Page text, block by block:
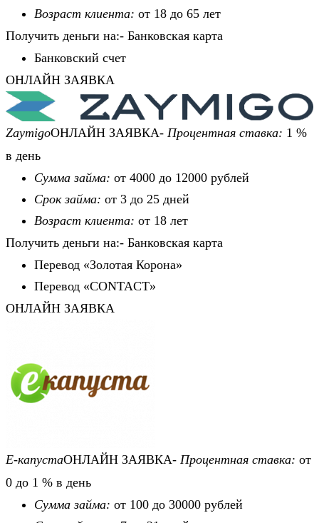
Возраст клиента: от 18 до 65 лет
Получить деньги на:- Банковская карта
Банковский счет
ОНЛАЙН ЗАЯВКА
ZaymigoОНЛАЙН ЗАЯВКА- Процентная ставка: 1 %
в день
Сумма займа: от 4000 до 12000 рублей
Срок займа: от 3 до 25 дней
Возраст клиента: от 18 лет
Получить деньги на:- Банковская карта
Перевод «Золотая Корона»
Перевод «CONTACT»
ОНЛАЙН ЗАЯВКА
Е-капустаОНЛАЙН ЗАЯВКА- Процентная ставка: от
0 до 1 % в день
Сумма займа: от 100 до 30000 рублей